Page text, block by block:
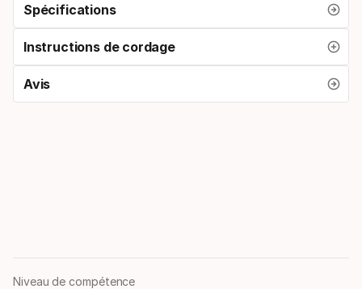
Spécifications
Instructions de cordage
Avis
Niveau de compétence